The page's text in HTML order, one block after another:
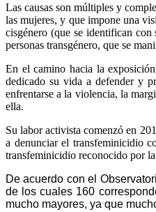
Las causas son múltiples y
las mujeres, y que impone una
cisgénero (que se identifican
personas transgénero, que se
En el camino hacia la
dedicado su vida a defender y
enfrentarse a la violencia, la
ella.
Su labor activista comenzó en
a denunciar el transfeminicidio
transfeminicidio reconocido por
De acuerdo con el
de los cuales 160
mucho mayores, ya que